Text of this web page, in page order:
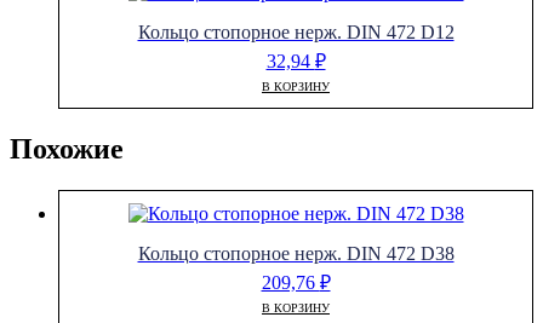
Кольцо стопорное нерж. DIN 472 D12
32,94 ₽
В КОРЗИНУ
Похожие
Кольцо стопорное нерж. DIN 472 D38
209,76 ₽
В КОРЗИНУ